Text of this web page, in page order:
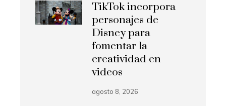
TikTok incorpora
personajes de
Disney para
fomentar la
creatividad en
videos
agosto 8, 2026